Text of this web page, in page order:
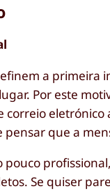
a primeira
Por este
que a
Se quiser